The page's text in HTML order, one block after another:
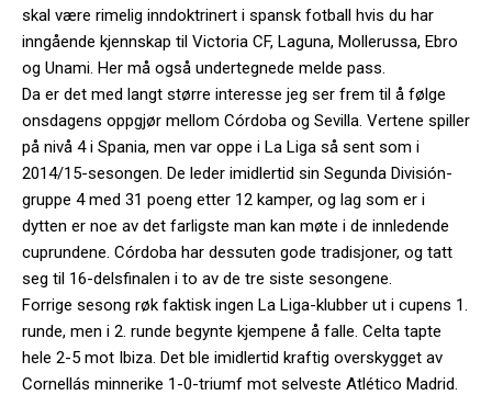
skal være rimelig inndoktrinert i spansk fotball hvis du har
inngående kjennskap til Victoria CF, Laguna, Mollerussa, Ebro
og Unami. Her må også undertegnede melde pass.
Da er det med langt større interesse jeg ser frem til å følge
onsdagens oppgjør mellom Córdoba og Sevilla. Vertene spiller
på nivå 4 i Spania, men var oppe i La Liga så sent som i
2014/15-sesongen. De leder imidlertid sin Segunda División-
gruppe 4 med 31 poeng etter 12 kamper, og lag som er i
dytten er noe av det farligste man kan møte i de innledende
cuprundene. Córdoba har dessuten gode tradisjoner, og tatt
seg til 16-delsfinalen i to av de tre siste sesongene.
Forrige sesong røk faktisk ingen La Liga-klubber ut i cupens 1.
runde, men i 2. runde begynte kjempene å falle. Celta tapte
hele 2-5 mot Ibiza. Det ble imidlertid kraftig overskygget av
Cornellás minnerike 1-0-triumf mot selveste Atlético Madrid.